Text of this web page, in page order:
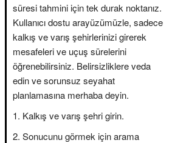
süresi tahmini için tek durak noktanız.
Kullanıcı dostu arayüzümüzle, sadece
kalkış ve varış şehirlerinizi girerek
mesafeleri ve uçuş sürelerini
öğrenebilirsiniz. Belirsizliklere veda
edin ve sorunsuz seyahat
planlamasına merhaba deyin.
Kalkış ve varış şehri girin.
Sonucunu görmek için arama